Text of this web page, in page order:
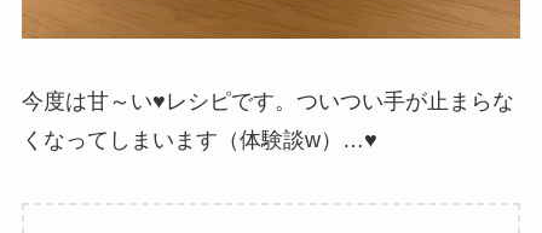
今度は甘～い♥レシピです。ついつい手が止まらな
くなってしまいます（体験談w）…♥